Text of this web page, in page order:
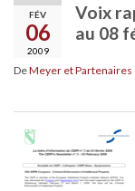
FÉV
06
2009
Voix
au 08
DeMeyer et Partenaires